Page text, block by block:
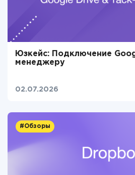
Юзкейс: Подключение
менеджеру
02.07.2026
#Обзоры